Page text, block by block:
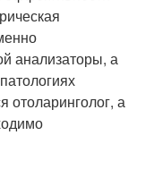
анализаторы, а
отоларинголог, а